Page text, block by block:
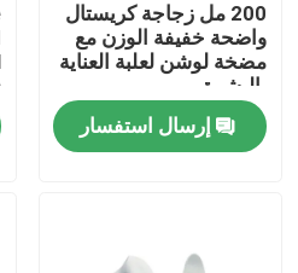
منتجات
200 مل زجاجة كريستال
واضحة خفيفة الوزن مع
مضخة لوشن لعلبة العناية
بالبشرة
إرسال استفسار